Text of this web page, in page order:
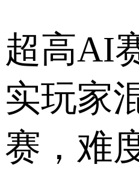
超高AI
实玩家
赛，难